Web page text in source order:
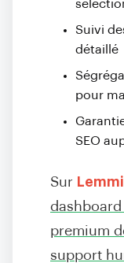
Suivi
détaillé
pour
SEO
Sur
premium
support